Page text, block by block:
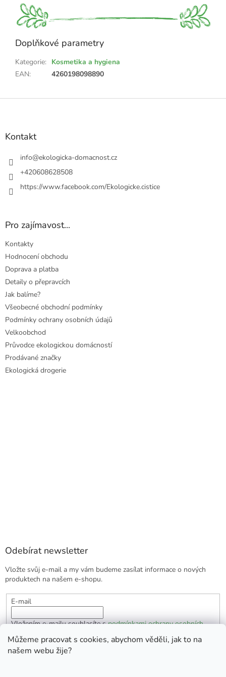
Můžeme pracovat s cookies, abychom věděli, jak to na
našem webu žije?
Doplňkové parametry
Kategorie: Kosmetika a hygiena
EAN: 4260198098890
Z
Kontakt
info@ekologicka-domacnost.cz
+420608628508
https://www.facebook.com/Ekologicke.cistice
Pro zajímavost...
Kontakty
Hodnocení obchodu
Doprava a platba
Detaily o přepravcích
Jak balíme?
Všeobecné obchodní podmínky
Podmínky ochrany osobních údajů
Velkoobchod
Průvodce ekologickou domácností
Prodávané značky
Ekologická drogerie
Odebírat newsletter
Vložte svůj e-mail a my vám budeme zasílat informace o nových
produktech na našem e-shopu.
E-mail
Vložením e-mailu souhlasíte spodmínkami ochrany osobních
údajů
PŘIHLÁSIT SE